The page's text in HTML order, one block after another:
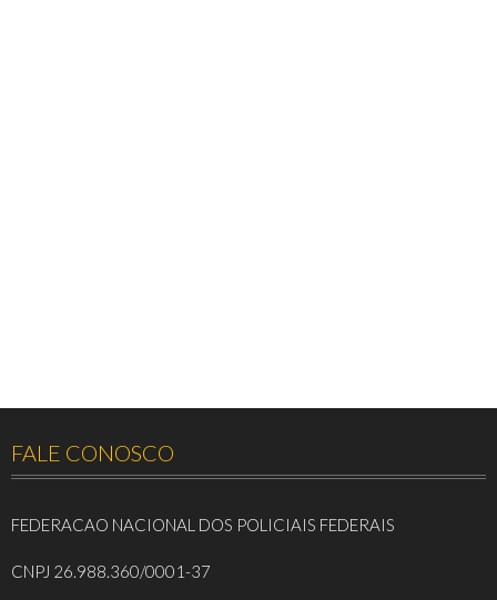
FALE CONOSCO
FEDERACAO NACIONAL DOS POLICIAIS FEDERAIS
CNPJ 26.988.360/0001-37